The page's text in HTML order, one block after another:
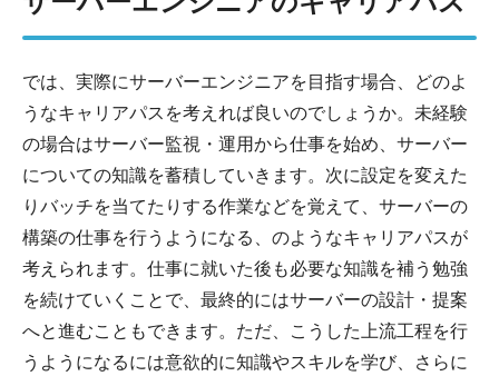
では、実際にサーバーエンジニアを目指す場合、どのよ
うなキャリアパスを考えれば良いのでしょうか。未経験
の場合はサーバー監視・運用から仕事を始め、サーバー
についての知識を蓄積していきます。次に設定を変えた
りバッチを当てたりする作業などを覚えて、サーバーの
構築の仕事を行うようになる、のようなキャリアパスが
考えられます。仕事に就いた後も必要な知識を補う勉強
を続けていくことで、最終的にはサーバーの設計・提案
へと進むこともできます。ただ、こうした上流工程を行
うようになるには意欲的に知識やスキルを学び、さらに